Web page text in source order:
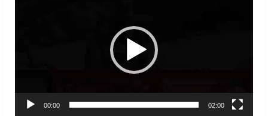
00:00 02:00